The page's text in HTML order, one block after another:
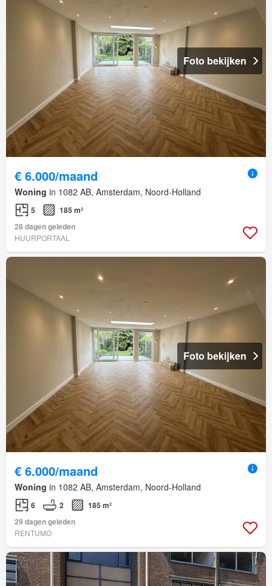
Foto bekijken
€ 6.000/maand
Woning in 1082 AB, Amsterdam, Noord-Holland
5
185 m²
28 dagen geleden
HUURPORTAAL
Foto bekijken
€ 6.000/maand
Woning in 1082 AB, Amsterdam, Noord-Holland
6 2
185 m²
29 dagen geleden
RENTUMO